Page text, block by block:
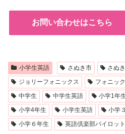
お問い合わせはこちら
小学生英語 さぬき市
さぬ
ジョリーフォニックス
フォニッ
中学生
中学生英語 小学1年
小学4年生
小学生英語 小学
小学６年生
英語倶楽部パイロット